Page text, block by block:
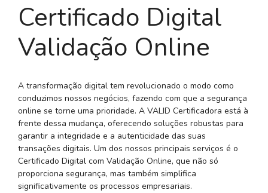
Certificado Digital
Validação Online
A transformação digital tem revolucionado o modo como
conduzimos nossos negócios, fazendo com que a segurança
online se torne uma prioridade. A VALID Certificadora está à
frente dessa mudança, oferecendo soluções robustas para
garantir a integridade e a autenticidade das suas
transações digitais. Um dos nossos principais serviços é o
Certificado Digital com Validação Online, que não só
proporciona segurança, mas também simplifica
significativamente os processos empresariais.